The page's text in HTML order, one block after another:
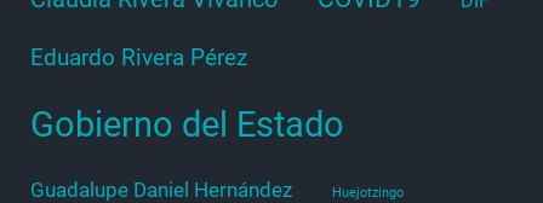
Eduardo Rivera Pérez
Gobierno del Estado
Guadalupe Daniel Hernández Huejotzingo